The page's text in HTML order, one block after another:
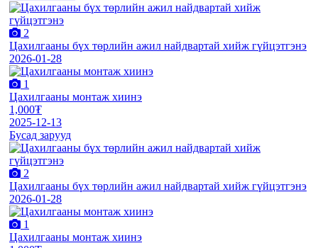
2
Цахилгааны бүх төрлийн ажил найдвартай хийж гүйцэтгэнэ
2026-01-28
1
Цахилгааны монтаж хиинэ
1,000₮
2025-12-13
Бусад зарууд
2
Цахилгааны бүх төрлийн ажил найдвартай хийж гүйцэтгэнэ
2026-01-28
1
Цахилгааны монтаж хиинэ